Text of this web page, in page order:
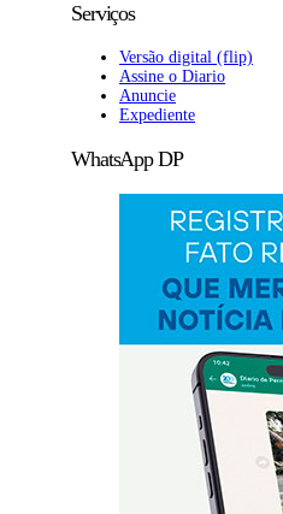
Serviços
Versão digital (flip)
Assine o Diario
Anuncie
Expediente
WhatsApp DP